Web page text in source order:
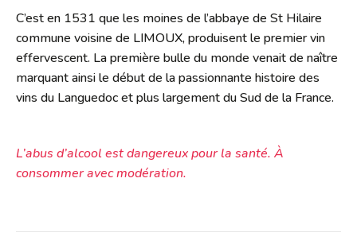
C’est en 1531 que les moines de l’abbaye de St Hilaire
commune voisine de LIMOUX, produisent le premier vin
effervescent. La première bulle du monde venait de naître
marquant ainsi le début de la passionnante histoire des
vins du Languedoc et plus largement du Sud de la France.
L’abus d’alcool est dangereux pour la santé. À
consommer avec modération.